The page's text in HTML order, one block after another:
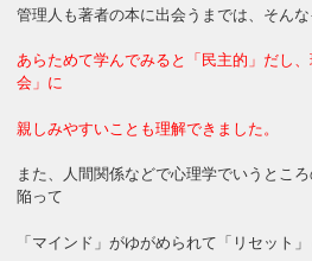
管理人も著者の本に出会うまでは、そん
あらためて学んでみると「民主的」だし
会」に
親しみやすいことも理解できました。
また、人間関係などで心理学でいうとこ
陥って
「マインド」がゆがめられて「リセット